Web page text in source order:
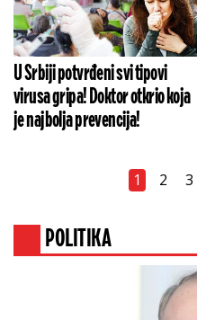
U Srbiji potvrđeni svi tipovi
virusa gripa! Doktor otkrio koja
je najbolja prevencija!
1 2 3
POLITIKA